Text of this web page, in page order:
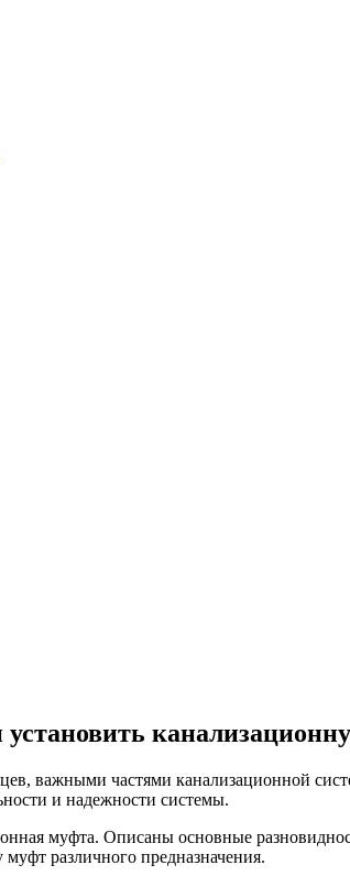
важными частями канализационной
и надежности системы.
муфта. Описаны основные
различного предназначения.